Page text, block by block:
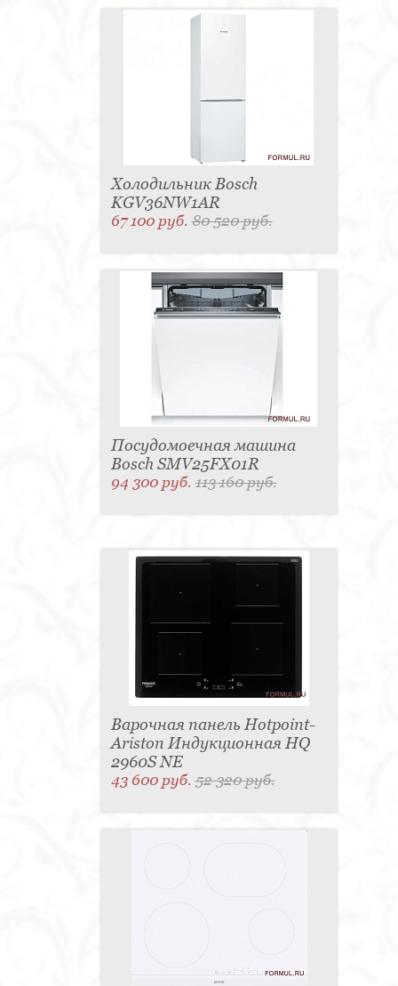
Холодильник Bosch
KGV36NW1AR
67 100 руб.80 520 руб.
Посудомоечная машина
Bosch SMV25FX01R
94 300 руб.113 160 руб.
Варочная панель Hotpoint-
Ariston Индукционная HQ
2960S NE
43 600 руб.52 320 руб.